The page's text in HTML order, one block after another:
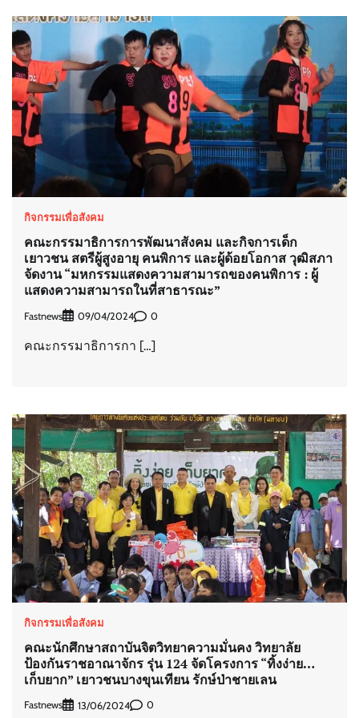
กิจกรรมเพื่อสังคม
คณะกรรมาธิการการพัฒนาสังคม และกิจการเด็ก
เยาวชน สตรีผู้สูงอายุ คนพิการ และผู้ด้อยโอกาส วุฒิสภา
จัดงาน “มหกรรมแสดงความสามารถของคนพิการ : ผู้
แสดงความสามารถในที่สาธารณะ”
Fastnews 09/04/2024 0
คณะกรรมาธิการกา […]
กิจกรรมเพื่อสังคม
คณะนักศึกษาสถาบันจิตวิทยาความมั่นคง วิทยาลัย
ป้องกันราชอาณาจักร รุ่น 124 จัดโครงการ “ทิ้งง่าย…
เก็บยาก” เยาวชนบางขุนเทียน รักษ์ป่าชายเลน
Fastnews 13/06/2024 0